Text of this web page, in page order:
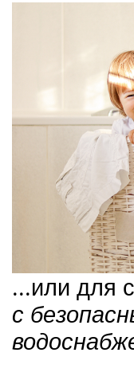
...или для
с